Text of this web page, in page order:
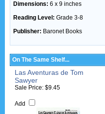
Dimensions: 6 x 9 inches
Reading Level: Grade 3-8
Publisher: Baronet Books
On The Same Shelf...
Las Aventuras de Tom
Sawyer
Sale Price: $9.45
Add